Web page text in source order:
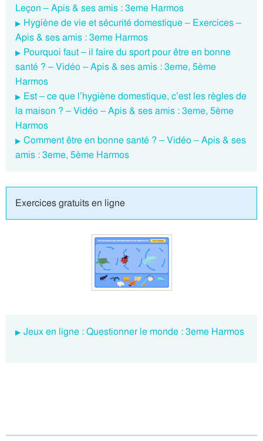
Leçon – Apis & ses amis : 3eme Harmos
Hygiène de vie et sécurité domestique – Exercices –
Apis & ses amis : 3eme Harmos
Pourquoi faut – il faire du sport pour être en bonne
santé ? – Vidéo – Apis & ses amis : 3eme, 5ème
Harmos
Est – ce que l’hygiène domestique, c’est les règles de
la maison ? – Vidéo – Apis & ses amis : 3eme, 5ème
Harmos
Comment être en bonne santé ? – Vidéo – Apis & ses
amis : 3eme, 5ème Harmos
Exercices gratuits en ligne
Jeux en ligne : Questionner le monde : 3eme Harmos